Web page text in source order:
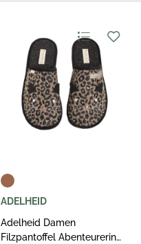
ADELHEID
Adelheid Damen
Filzpantoffel Abenteurerin